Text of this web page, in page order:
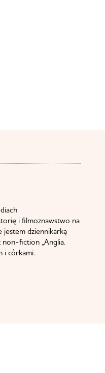
i filmoznawstwo na
jestem dziennikarką
non-fiction „Anglia.
i córkami.